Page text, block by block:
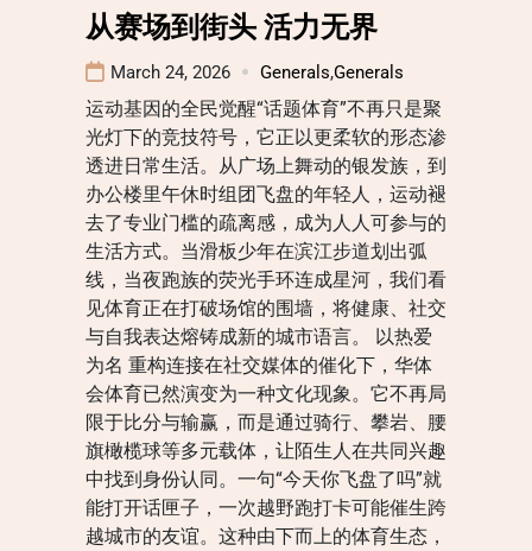
从赛场到街头 活力无界
March 24, 2026 Generals,Generals
运动基因的全民觉醒“话题体育”不再只是聚
光灯下的竞技符号，它正以更柔软的形态渗
透进日常生活。从广场上舞动的银发族，到
办公楼里午休时组团飞盘的年轻人，运动褪
去了专业门槛的疏离感，成为人人可参与的
生活方式。当滑板少年在滨江步道划出弧
线，当夜跑族的荧光手环连成星河，我们看
见体育正在打破场馆的围墙，将健康、社交
与自我表达熔铸成新的城市语言。 以热爱
为名 重构连接在社交媒体的催化下，华体
会体育已然演变为一种文化现象。它不再局
限于比分与输赢，而是通过骑行、攀岩、腰
旗橄榄球等多元载体，让陌生人在共同兴趣
中找到身份认同。一句“今天你飞盘了吗”就
能打开话匣子，一次越野跑打卡可能催生跨
越城市的友谊。这种由下而上的体育生态，